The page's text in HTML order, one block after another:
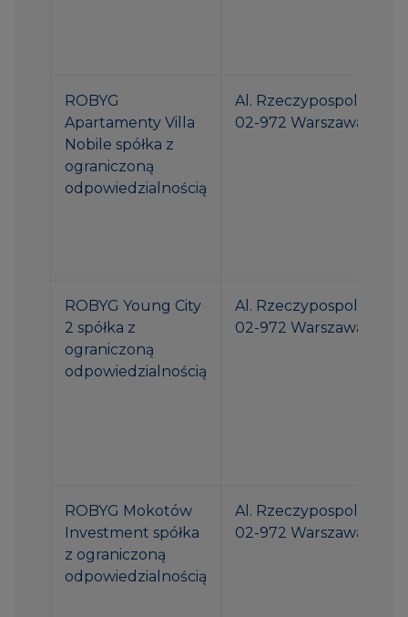
ROBYG
Apartamenty Villa
Nobile spółka z
ograniczoną
odpowiedzialnością
Al. Rzeczypospolitej 1
02-972 Warszawa
ROBYG Young City
2 spółka z
ograniczoną
odpowiedzialnością
Al. Rzeczypospolitej 1
02-972 Warszawa
ROBYG Mokotów
Investment spółka
z ograniczoną
odpowiedzialnością
Al. Rzeczypospolitej 1
02-972 Warszawa